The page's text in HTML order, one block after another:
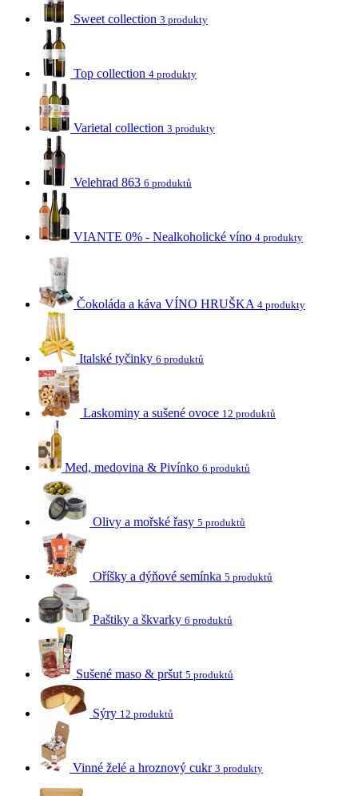
Sweet collection 3 produkty
Top collection 4 produkty
Varietal collection 3 produkty
Velehrad 863 6 produktů
VIANTE 0% - Nealkoholické víno 4 produkty
Čokoláda a káva VÍNO HRUŠKA 4 produkty
Italské tyčinky 6 produktů
Laskominy a sušené ovoce 12 produktů
Med, medovina & Pivínko 6 produktů
Olivy a mořské řasy 5 produktů
Oříšky a dýňové semínka 5 produktů
Paštiky a škvarky 6 produktů
Sušené maso & pršut 5 produktů
Sýry 12 produktů
Vinné želé a hroznový cukr 3 produkty